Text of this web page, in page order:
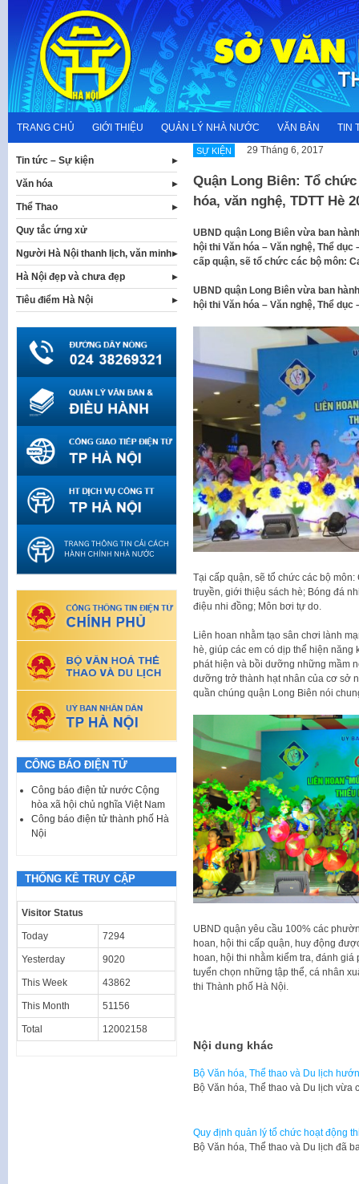
content
TRANG CHỦ GIỚI THIỆU QUẢN LÝ NHÀ NƯỚC VĂN BẢN TIN
SỰ KIỆN 29 Tháng 6, 2017
Quận Long Biên: Tổ
hóa, văn nghệ, TDTT Hè
UBND quận Long Biên vừa ban
hội thi Văn hóa – Văn nghệ, Thể dục
cấp quận, sẽ tổ chức các bộ môn:
UBND quận Long Biên vừa ban
hội thi Văn hóa – Văn nghệ, Thể dục
Tại cấp quận, sẽ tổ chức các bộ
truyền, giới thiệu sách hè; Bóng đá
điệu nhi đồng; Môn bơi tự do.
Liên hoan nhằm tạo sân chơi lành
hè, giúp các em có dịp thể hiện năng
phát hiện và bồi dưỡng những mầm
dưỡng trở thành hạt nhân của cơ sở
quần chúng quận Long Biên nói
UBND quận yêu cầu 100% các
hoan, hội thi cấp quận, huy động
hoan, hội thi nhằm kiểm tra, đánh
tuyển chọn những tập thể, cá nhân
thi Thành phố Hà Nội.
Nội dung khác
Bộ Văn hóa, Thể thao và Du lịch
Bộ Văn hóa, Thể thao và Du lịch
Quy định quản lý tổ chức hoạt động
​Bộ Văn hóa, Thể thao và Du lịch đã
Tin tức – Sự kiện
Văn hóa
Thể Thao
Quy tắc ứng xử
Người Hà Nội thanh lịch, văn minh
Hà Nội đẹp và chưa đẹp
Tiêu điểm Hà Nội
CÔNG BÁO ĐIỆN TỬ
Công báo điện tử nước Cộng
hòa xã hội chủ nghĩa Việt Nam
Công báo điện tử thành phố Hà
Nội
THỐNG KÊ TRUY CẬP
Visitor Status
Today 7294
Yesterday 9020
This Week 43862
This Month 51156
Total 12002158